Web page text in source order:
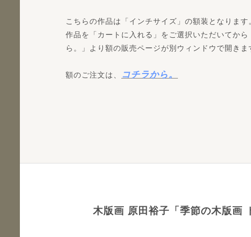
こちらの作品は「インチサイズ」の額装となります
作品を「カートに入れる」をご選択いただいてか
ら。」より額の販売ページが別ウィンドウで開き
額のご注文は、 コチラから。
木版画 原田裕子「季節の木版画